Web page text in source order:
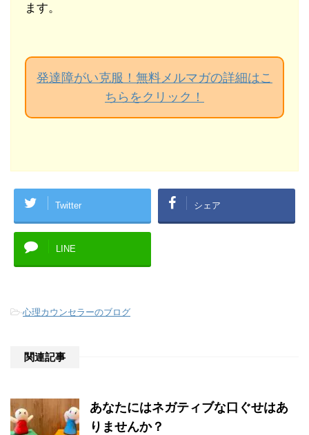
ます。
発達障がい克服！無料メルマガの詳細はこ
ちらをクリック！
Twitter シェア
LINE
-心理カウンセラーのブログ
関連記事
あなたにはネガティブな口ぐせはあ
りませんか？